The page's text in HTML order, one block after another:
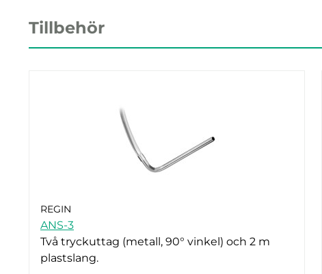
Tillbehör
REGIN
ANS-3
Två tryckuttag (metall, 90° vinkel) och 2 m
plastslang.